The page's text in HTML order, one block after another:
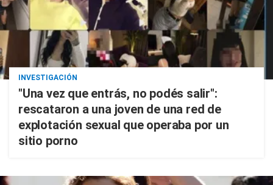
INVESTIGACIÓN
"Una vez que entrás, no podés salir":
rescataron a una joven de una red de
explotación sexual que operaba por un
sitio porno